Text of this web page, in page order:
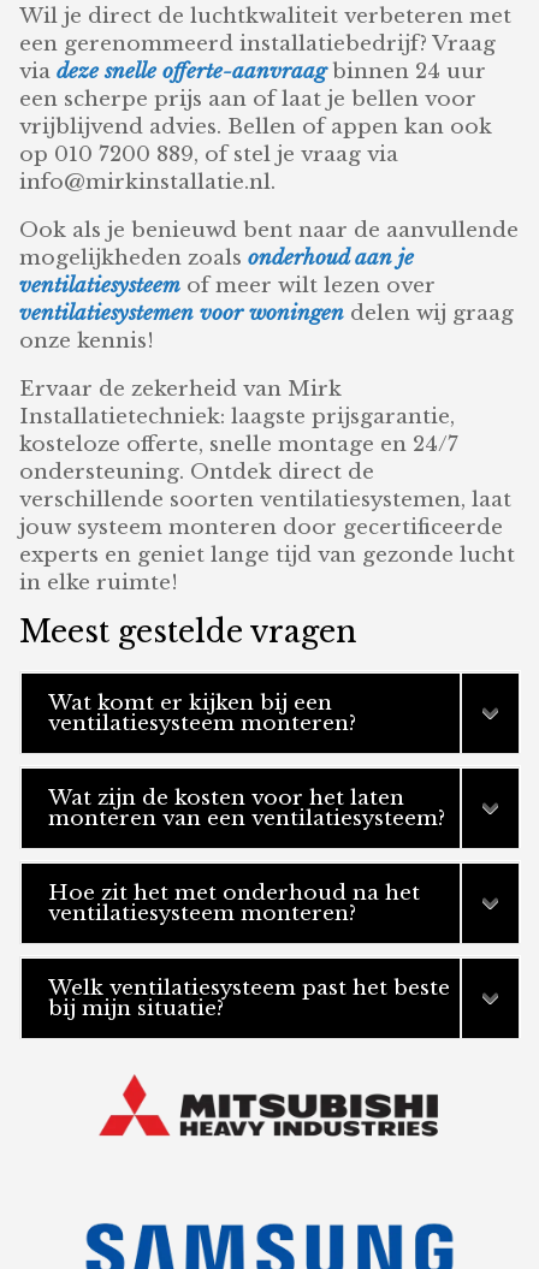
Wil je direct de luchtkwaliteit verbeteren met
een gerenommeerd installatiebedrijf? Vraag
viadeze snelle offerte-aanvraagbinnen 24 uur
een scherpe prijs aan of laat je bellen voor
vrijblijvend advies. Bellen of appen kan ook
op 010 7200 889, of stel je vraag via
info@mirkinstallatie.nl.
Ook als je benieuwd bent naar de aanvullende
mogelijkheden zoalsonderhoud aan je
ventilatiesysteem of meer wilt lezen over
ventilatiesystemen voor woningen delen wij graag
onze kennis!
Ervaar de zekerheid van Mirk
Installatietechniek: laagste prijsgarantie,
kosteloze offerte, snelle montage en 24/7
ondersteuning. Ontdek direct de
verschillende soorten ventilatiesystemen, laat
jouw systeem monteren door gecertificeerde
experts en geniet lange tijd van gezonde lucht
in elke ruimte!
Meest gestelde vragen
Wat komt er kijken bij een
ventilatiesysteem monteren?
Wat zijn de kosten voor het laten
monteren van een ventilatiesysteem?
Hoe zit het met onderhoud na het
ventilatiesysteem monteren?
Welk ventilatiesysteem past het beste
bij mijn situatie?